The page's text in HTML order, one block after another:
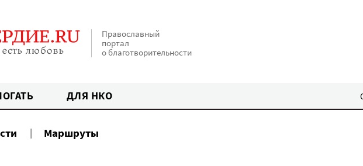
Православный
портал
о благотворительности
ДЛЯ НКО
Маршруты